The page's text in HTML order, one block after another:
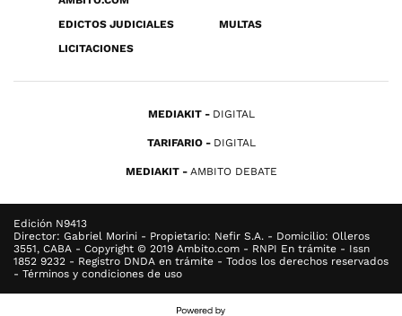
EDICTOS JUDICIALES
MULTAS
LICITACIONES
MEDIAKIT DIGITAL
TARIFARIO DIGITAL
MEDIAKIT AMBITO DEBATE
Edición N9413
Director: Gabriel Morini - Propietario: Nefir S.A. - Domicilio: Olleros
3551, CABA - Copyright © 2019 Ambito.com - RNPI En trámite - Issn
1852 9232 - Registro DNDA en trámite - Todos los derechos reservados
- Términos y condiciones de uso